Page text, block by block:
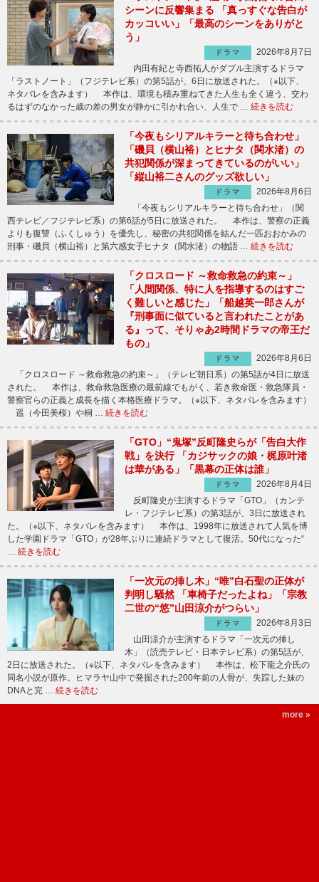
シーンに反響集まる 「真っすぐな告白が
カッコいい」「最高のシーンをありがと
う」
ドラマ
2026年8月7日
内田有紀と寺西拓人がダブル主演するドラマ
「ラストノート」（フジテレビ系）の第5話が、6日に放送された。（※以下、
ネタバレを含みます） 本作は、環境も積み重ねてきた人生も全く違う、交わ
るはずのなかった歳の差の男女が静かに引かれ合い、人生で … 続きを読む
「今夜もシリアルキラーと待ち合わせ」
「磯貝（横山裕）とヒナタ（関水渚）の
共犯関係が深まってきているのがいい」
「縦山裕二さんのグッズ欲しい」
ドラマ
2026年8月6日
「今夜もシリアルキラーと待ち合わせ」（関
西テレビ／フジテレビ系）の第6話が5日に放送された。 本作は、警察の正義
よりも復讐（ふくしゅう）を優先し、秘密の共犯関係を結んだ一匹おおかみの
刑事・磯貝（横山裕）と第六感女子ヒナタ（関水渚）の物語 … 続きを読む
「クロスロード ～救命救急の約束～」
「人間関係、特に人を指導するのはすご
く難しいと感じた」「船越英一郎さんが
『刑事面に似ていると言われたことがあ
る』って、そりゃあ2時間ドラマの帝王だ
もの」
ドラマ
2026年8月6日
「クロスロード ～救命救急の約束～」（テレビ朝日系）の第5話が4日に放送
された。 本作は、救命救急医療の最前線でもがく、若き救命医・救急隊員・
警察官らの正義と成長を描く本格医療ドラマ。（※以下、ネタバレを含みます）
遥（今田美桜）や桐 … 続きを読む
「GTO」“鬼塚”反町隆史らが「告白大作
戦」を決行 「カジサックの娘・梶原叶渚
は華がある」「黒幕の正体は誰」
ドラマ
2026年8月4日
反町隆史が主演するドラマ「GTO」（カンテ
レ・フジテレビ系）の第3話が、3日に放送され
た。（※以下、ネタバレを含みます） 本作は、1998年に放送されて人気を博
した学園ドラマ「GTO」が28年ぶりに連続ドラマとして復活。50代になった“
… 続きを読む
「一次元の挿し木」“唯”白石聖の正体が
判明し騒然 「車椅子だったよね」「宗教
二世の“悠”山田涼介がつらい」
ドラマ
2026年8月3日
山田涼介が主演するドラマ「一次元の挿し
木」（読売テレビ・日本テレビ系）の第5話が、
2日に放送された。（※以下、ネタバレを含みます） 本作は、松下龍之介氏の
同名小説が原作。ヒマラヤ山中で発掘された200年前の人骨が、失踪した妹の
DNAと完 … 続きを読む
more »